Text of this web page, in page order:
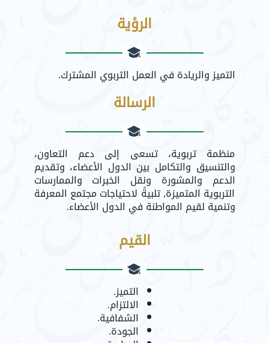
الرؤية
التميز والريادة في العمل التربوي المشترك.
الرسالة
منظمة تربوية، تسعى إلى دعم التعاون،
والتنسيق والتكامل بين الدول الأعضاء، وتقديم
الدعم والمشورة ونقل الخبرات والممارسات
التربوية المتميزة, تلبيةً لاحتياجات مجتمع المعرفة
وتنمية لقيم المواطنة في الدول الأعضاء.
القيم
التميز.
الالتزام.
الشفافية.
الجودة.